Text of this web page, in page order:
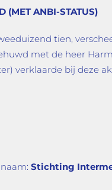
(MET ANBI-STATUS)
tien,
met de heer
verklaarde bij deze
Stichting